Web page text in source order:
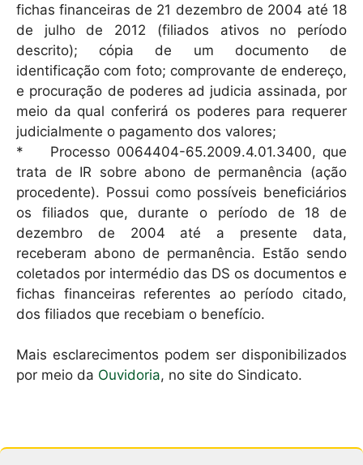
fichas financeiras de 21 dezembro de 2004 até 18
de julho de 2012 (filiados ativos no período
descrito); cópia de um documento de
identificação com foto; comprovante de endereço,
e procuração de poderes ad judicia assinada, por
meio da qual conferirá os poderes para requerer
judicialmente o pagamento dos valores;
* Processo 0064404-65.2009.4.01.3400, que
trata de IR sobre abono de permanência (ação
procedente). Possui como possíveis beneficiários
os filiados que, durante o período de 18 de
dezembro de 2004 até a presente data,
receberam abono de permanência. Estão sendo
coletados por intermédio das DS os documentos e
fichas financeiras referentes ao período citado,
dos filiados que recebiam o benefício.
Mais esclarecimentos podem ser disponibilizados
por meio da Ouvidoria, no site do Sindicato.